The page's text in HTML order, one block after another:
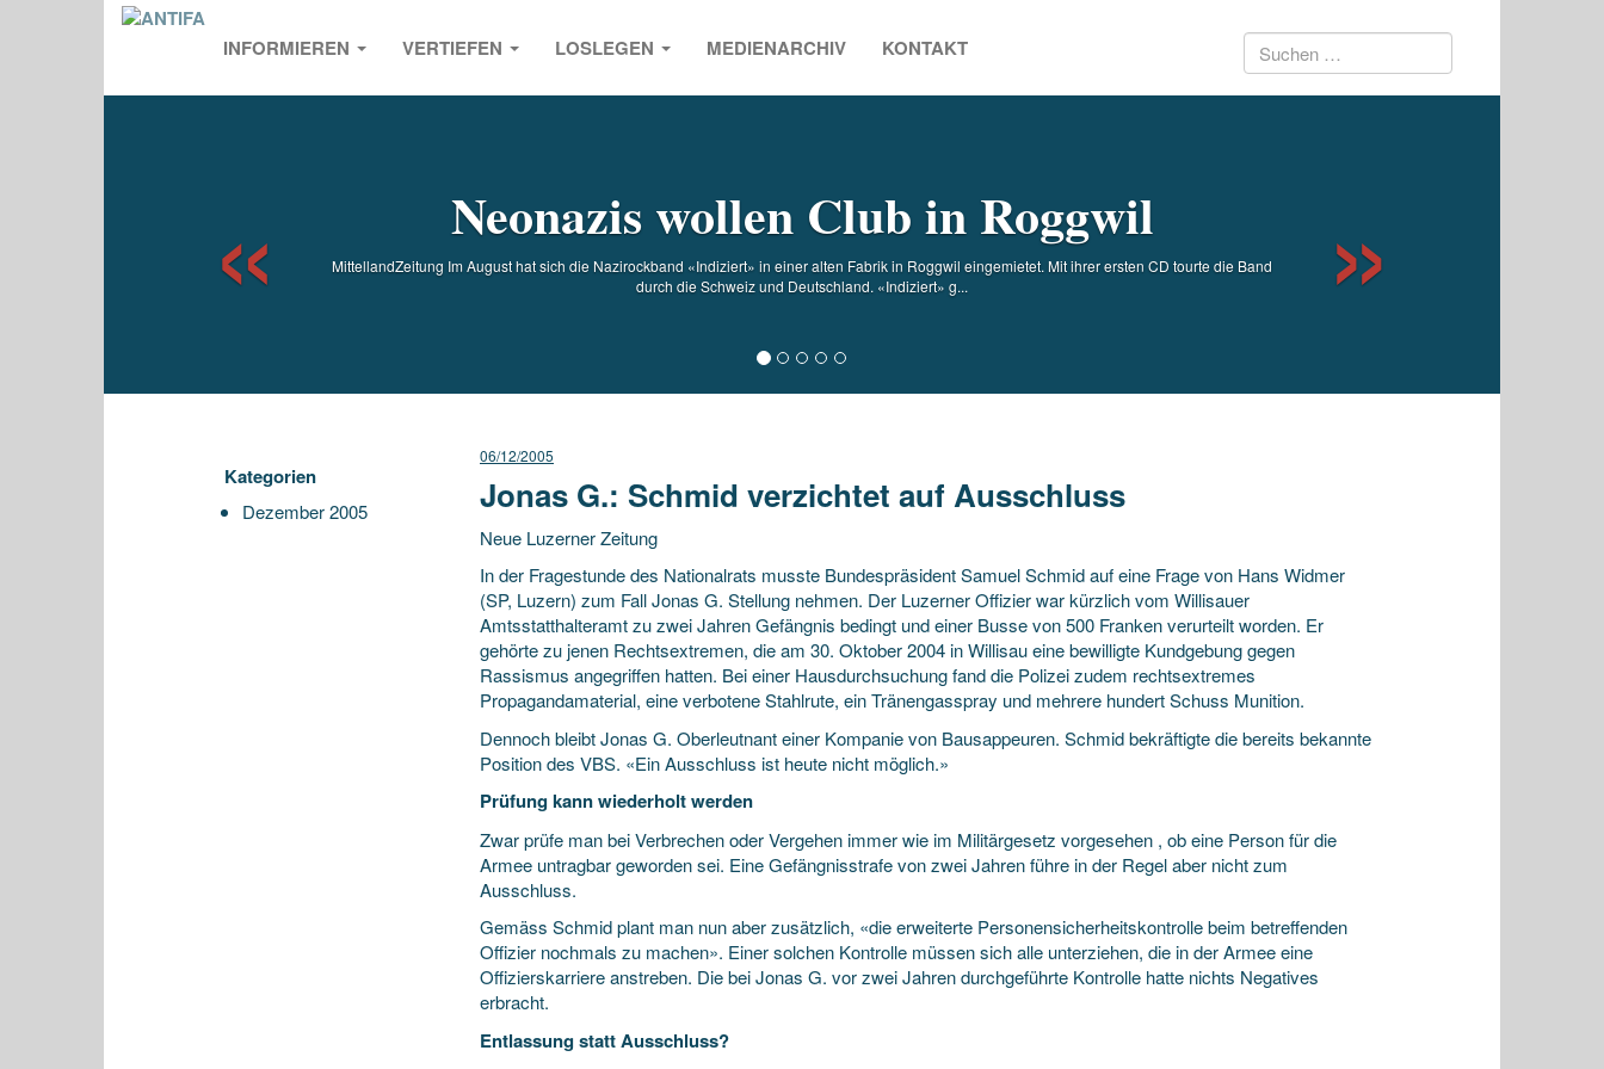
INFORMIEREN VERTIEFEN LOSLEGEN MEDIENARCHIV KONTAKT Suchen
Neonazis wollen Club in Roggwil
MittellandZeitung Im August hat sich die Nazirockband «Indiziert» in einer alten Fabrik in Roggwil eingemietet. Mit ihrer ersten CD tourte die Band
durch die Schweiz und Deutschland. «Indiziert» g...
Kategorien
Dezember 2005
06/12/2005
Jonas G.: Schmid verzichtet auf Ausschluss
Neue Luzerner Zeitung
In der Fragestunde des Nationalrats musste Bundespräsident Samuel Schmid auf eine Frage von Hans Widmer
(SP, Luzern) zum Fall Jonas G. Stellung nehmen. Der Luzerner Offizier war kürzlich vom Willisauer
Amtsstatthalteramt zu zwei Jahren Gefängnis bedingt und einer Bussevon 500 Franken verurteilt worden. Er
gehörte zu jenen Rechtsextremen, die am 30. Oktober 2004 in Willisau eine bewilligte Kundgebung gegen
Rassismus angegriffen hatten. Bei einer Hausdurchsuchung fand die Polizei zudem rechtsextremes
Propagandamaterial, eine verbotene Stahlrute, ein Tränengasspray und mehrere hundert Schuss Munition.
Dennoch bleibt Jonas G. Oberleutnant einer Kompanie von Bausappeuren. Schmid bekräftigte die bereits bekannte
Position des VBS. «Ein Ausschluss ist heute nicht möglich.»
Prüfung kann wiederholt werden
Zwar prüfe man bei Verbrechen oder Vergehen immer wie im Militärgesetz vorgesehen , ob eine Person für die
Armee untragbar geworden sei. Eine Gefängnisstrafe von zwei Jahren führe in der Regel aber nicht zum
Ausschluss.
Gemäss Schmid plant man nun aber zusätzlich, «die erweiterte Personensicherheitskontrolle beim betreffenden
Offizier nochmals zu machen». Einer solchen Kontrolle müssen sich alle unterziehen, die in der Armee eine
Offizierskarriere anstreben. Die bei Jonas G. vor zwei Jahren durchgeführte Kontrolle hatte nichts Negatives
erbracht.
Entlassung statt Ausschluss?